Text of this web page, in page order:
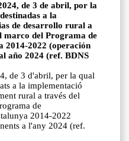
de 3 de abril, por la
a la
de desarrollo rural a
marco del Programa de
2014-2022 (operación
año 2024 (ref. BDNS
de 3 d'abril, per la qual
a la implementació
rural a través del
de
2014-2022
a l'any 2024 (ref.